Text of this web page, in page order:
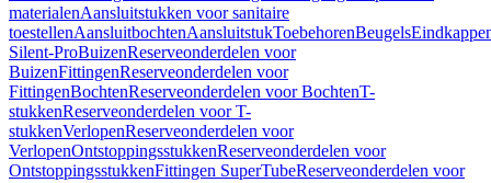
materialenAansluitstukken voor sanitaire
toestellenAansluitbochtenAansluitstukToebehorenBeugels
Silent-ProBuizenReserveonderdelen voor
BuizenFittingenReserveonderdelen voor
FittingenBochtenReserveonderdelen voor BochtenT-
stukkenReserveonderdelen voor T-
stukkenVerlopenReserveonderdelen voor
VerlopenOntstoppingsstukkenReserveonderdelen voor
OntstoppingsstukkenFittingen SuperTubeReserveonderdelen voor